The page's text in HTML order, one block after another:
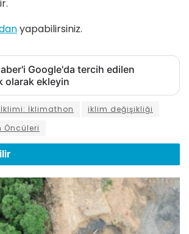
yapabilirsiniz.
Google'da tercih edilen
olarak ekleyin
İklimathon
iklim değişikliği
Öncüleri